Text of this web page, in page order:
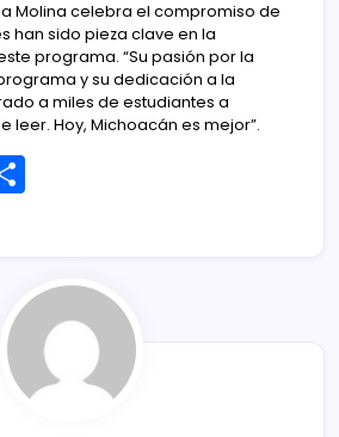
Molina celebra el compromiso de
han sido pieza clave en la
programa. “Su pasión por la
y su dedicación a la
a miles de estudiantes a
leer. Hoy, Michoacán es mejor”.
p
ar
tir